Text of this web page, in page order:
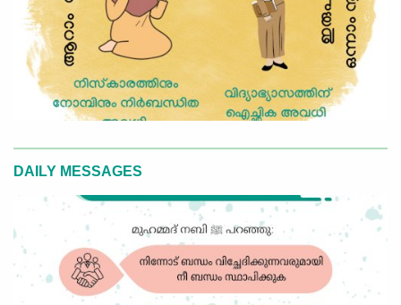
DAILY MESSAGES